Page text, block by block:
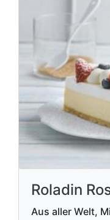
Roladin
Aus aller Welt,